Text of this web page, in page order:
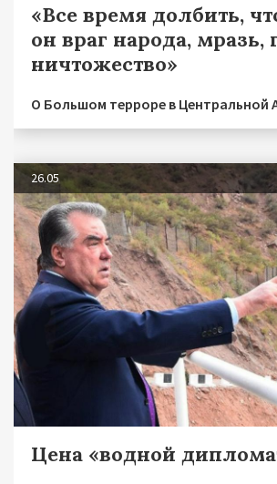
«Все время долбить,
он враг народа, мразь,
ничтожество»
О Большом терроре в Центральной
26.05
Цена «водной